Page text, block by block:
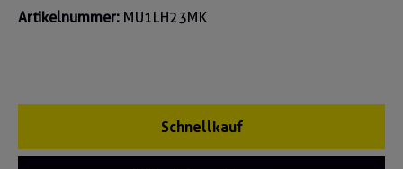
Artikelnummer: MU1LH23MK
Schnellkauf